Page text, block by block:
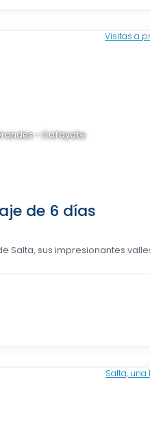
- Cafayate
de 6 días
Salta, sus impresionantes